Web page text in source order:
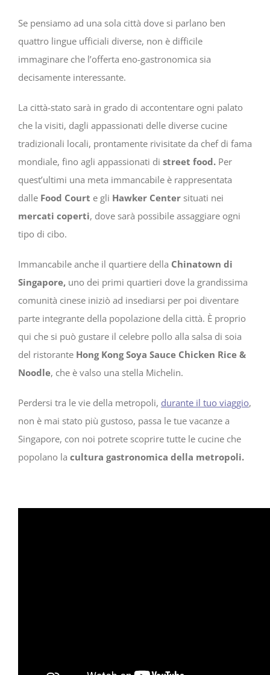
Se pensiamo ad una sola città dove si parlano ben
quattro lingue ufficiali diverse, non è difficile
immaginare che l’offerta eno-gastronomica sia
decisamente interessante.
La città-stato sarà in grado di accontentare ogni palato
che la visiti, dagli appassionati delle diverse cucine
tradizionali locali, prontamente rivisitate da chef di fama
mondiale, fino agli appassionati di street food. Per
quest’ultimi una meta immancabile è rappresentata
dalle Food Court e gli Hawker Center situati nei
mercati coperti, dove sarà possibile assaggiare ogni
tipo di cibo.
Immancabile anche il quartiere della Chinatown di
Singapore, uno dei primi quartieri dove la grandissima
comunità cinese iniziò ad insediarsi per poi diventare
parte integrante della popolazione della città. È proprio
qui che si può gustare il celebre pollo alla salsa di soia
del ristorante Hong Kong Soya Sauce Chicken Rice &
Noodle, che è valso una stella Michelin.
Perdersi tra le vie della metropoli, durante il tuo viaggio,
non è mai stato più gustoso, passa le tue vacanze a
Singapore, con noi potrete scoprire tutte le cucine che
popolano la cultura gastronomica della metropoli.